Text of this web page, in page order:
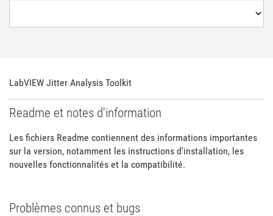
LabVIEW Jitter Analysis Toolkit
Readme et notes d'information
Les fichiers Readme contiennent des informations importantes
sur la version, notamment les instructions d'installation, les
nouvelles fonctionnalités et la compatibilité.
Problèmes connus et bugs